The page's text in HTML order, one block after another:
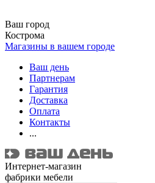
Ваш город
Кострома
Магазины в вашем городе
Ваш день
Партнерам
Гарантия
Доставка
Оплата
Контакты
...
Интернет-магазин
фабрики мебели